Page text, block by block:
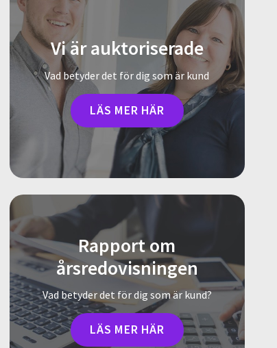
Vi är auktoriserade
Vad betyder det för dig som är kund
LÄS MER HÄR
Rapport om
årsredovisningen
Vad betyder det för dig som är kund?
LÄS MER HÄR